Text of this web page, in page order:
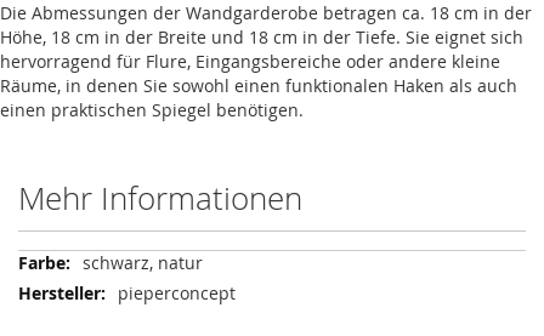
Die Abmessungen der Wandgarderobe betragen ca. 18 cm in der
Höhe, 18 cm in der Breite und 18 cm in der Tiefe. Sie eignet sich
hervorragend für Flure, Eingangsbereiche oder andere kleine
Räume, in denen Sie sowohl einen funktionalen Haken als auch
einen praktischen Spiegel benötigen.
Mehr Informationen
Mehr
Informationen
schwarz, natur
pieperconcept